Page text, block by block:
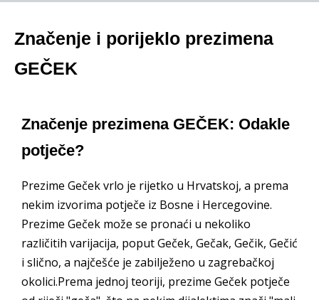
Značenje i porijeklo prezimena
GEČEK
Značenje prezimena GEČEK: Odakle
potječe?
Prezime Geček vrlo je rijetko u Hrvatskoj, a prema
nekim izvorima potječe iz Bosne i Hercegovine.
Prezime Geček može se pronaći u nekoliko
različitih varijacija, poput Geček, Gečak, Gečik, Gečić
i slično, a najčešće je zabilježeno u zagrebačkoj
okolici.Prema jednoj teoriji, prezime Geček potječe